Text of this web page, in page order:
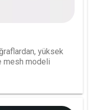
yüksek
mesh modeli